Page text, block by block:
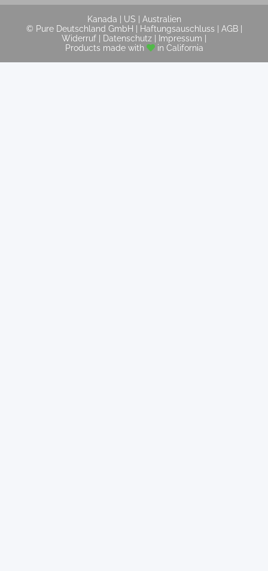
Kanada US
Australien
© Pure Deutschland GmbH |
Haftungsauschluss AGB
Widerruf
Datenschutz Impressum
Products made with
in California